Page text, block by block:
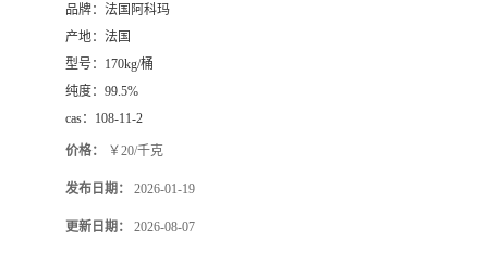
品牌： 法国阿科玛
产地： 法国
型号： 170kg/桶
纯度： 99.5%
cas： 108-11-2
价格： ￥20/千克
发布日期： 2026-01-19
更新日期： 2026-08-07